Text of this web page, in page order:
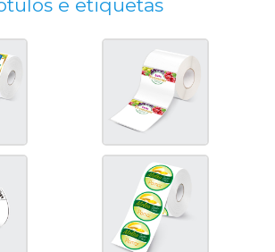
e etiquetas